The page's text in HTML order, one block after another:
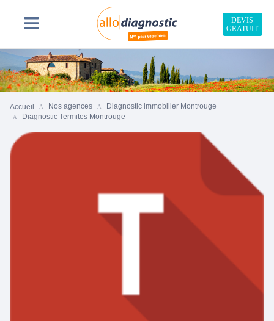
DEVIS
GRATUIT
Accueil Nos agences
Diagnostic immobilier Montrouge
Diagnostic Termites Montrouge